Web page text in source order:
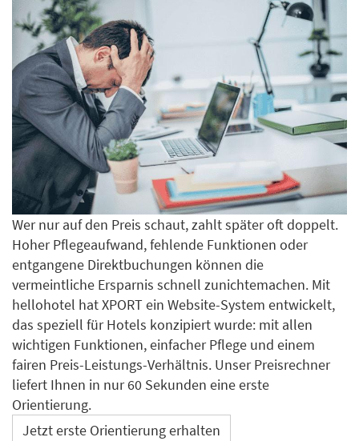
Wer nur auf den Preis schaut, zahlt später oft doppelt.
Hoher Pflegeaufwand, fehlende Funktionen oder
entgangene Direktbuchungen können die
vermeintliche Ersparnis schnell zunichtemachen. Mit
hellohotel hat XPORT ein Website-System entwickelt,
das speziell für Hotels konzipiert wurde: mit allen
wichtigen Funktionen, einfacher Pflege und einem
fairen Preis-Leistungs-Verhältnis. Unser Preisrechner
liefert Ihnen in nur 60 Sekunden eine erste
Orientierung.
Jetzt erste Orientierung erhalten